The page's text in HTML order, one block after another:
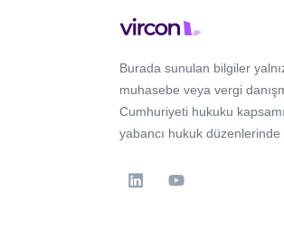
Burada sunulan bilgiler
muhasebe veya vergi
Cumhuriyeti hukuku
yabancı hukuk düzenlerinde